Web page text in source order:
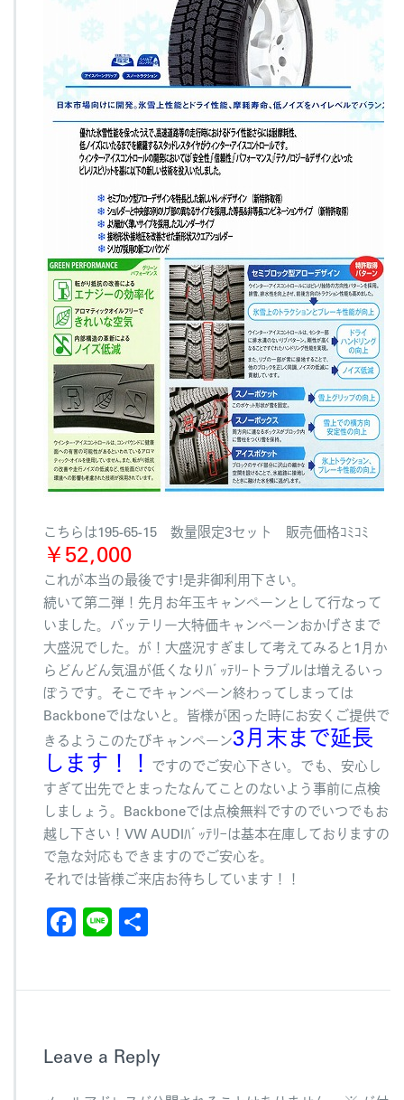
こちらは195-65-15 数量限定3セット 販売価格ｺﾐｺﾐ
￥52,000
これが本当の最後です!是非御利用下さい。
続いて第二弾！先月お年玉キャンペーンとして行なって
いました。バッテリー大特価キャンペーンおかげさまで
大盛況でした。が！大盛況すぎまして考えてみると1月か
らどんどん気温が低くなりﾊﾞｯﾃﾘｰトラブルは増えるいっ
ぽうです。そこでキャンペーン終わってしまっては
Backboneではないと。皆様が困った時にお安くご提供で
きるようこのたびキャンペーン3月末まで延長
します！！ ですのでご安心下さい。でも、安心し
すぎて出先でとまったなんてことのないよう事前に点検
しましょう。Backboneでは点検無料ですのでいつでもお
越し下さい！VW AUDIﾊﾞｯﾃﾘｰは基本在庫しておりますの
で急な対応もできますのでご安心を。
それでは皆様ご来店お待ちしています！！
F
c
o
Li
e
Leave a Reply